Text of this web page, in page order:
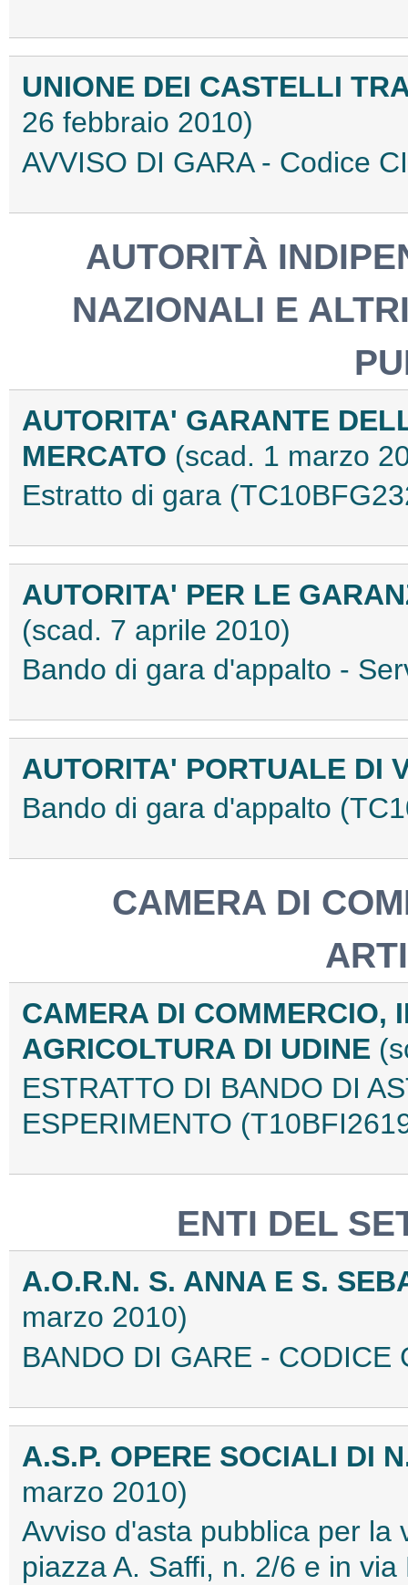
UNIONE DEI CASTELLI
26 febbraio 2010)
AVVISO DI GARA - Codice
AUTORITÀ
NAZIONALI E
AUTORITA' GARANTE
MERCATO (scad. 1 marzo
Estratto di gara
AUTORITA' PER LE
(scad. 7 aprile 2010)
Bando di gara d'appalto -
AUTORITA' PORTUALE DI
Bando di gara d'appalto
CAMERA DI
CAMERA DI COMMERCIO,
AGRICOLTURA DI UDINE
ESTRATTO DI BANDO DI
ESPERIMENTO
ENTI DEL
A.O.R.N. S. ANNA E S.
marzo 2010)
BANDO DI GARE -
A.S.P. OPERE SOCIALI DI
marzo 2010)
Avviso d'asta pubblica per la
piazza A. Saffi, n. 2/6 e in